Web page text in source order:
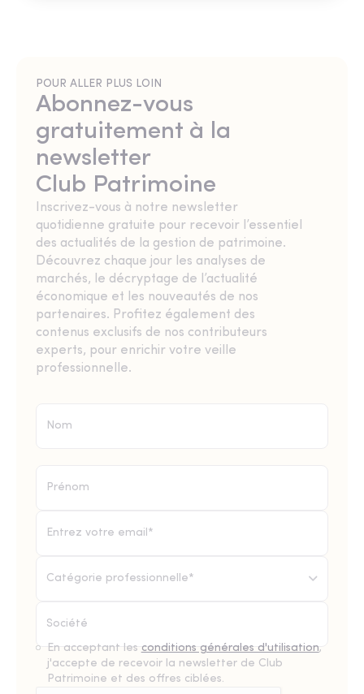
POUR ALLER PLUS LOIN
Abonnez-vous
gratuitement à la
newsletter
Club Patrimoine
Inscrivez-vous à notre newsletter
quotidienne gratuite pour recevoir l’essentiel
des actualités de la gestion de patrimoine.
Découvrez chaque jour les analyses de
marchés, le décryptage de l’actualité
économique et les nouveautés de nos
partenaires. Profitez également des
contenus exclusifs de nos contributeurs
experts, pour enrichir votre veille
professionnelle.
Catégorie professionnelle*
En acceptant les conditions générales d'utilisation,
j'accepte de recevoir la newsletter de Club
Patrimoine et des offres ciblées.